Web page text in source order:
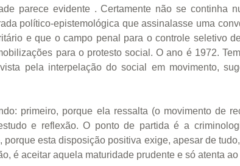
parece evidente . Certamente não se continha
político-epistemológica que assinalasse uma
e que o campo penal para o controle seletivo
para o protesto social. O ano é 1972.
pela interpelação do social em movimento,
primeiro, porque ela ressalta (o movimento de
e reflexão. O ponto de partida é a
esta disposição positiva exige, apesar de
é aceitar aquela maturidade prudente e só atenta